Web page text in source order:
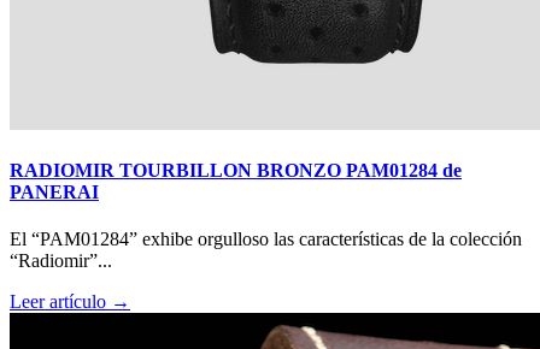
RADIOMIR TOURBILLON BRONZO PAM01284 de
PANERAI
El “PAM01284” exhibe orgulloso las características de la colección
“Radiomir”...
Leer artículo →